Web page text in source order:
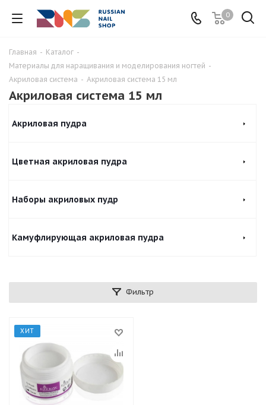
0
Главная - Каталог -
Материалы для наращивания и моделирования ногтей -
Акриловая система - Акриловая система 15 мл
Акриловая система 15 мл
Акриловая пудра
Цветная акриловая пудра
Наборы акриловых пудр
Камуфлирующая акриловая пудра
Фильтр
ХИТ